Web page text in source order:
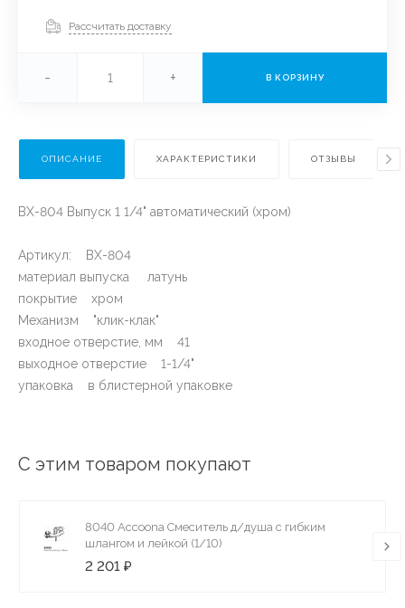
Рассчитать доставку
- + В КОРЗИНУ
ОПИСАНИЕ ХАРАКТЕРИСТИКИ ОТЗЫВЫ
ВХ-804 Выпуск 1 1/4" автоматический (хром)
Артикул: ВХ-804
материал выпуска латунь
покрытие хром
Механизм "клик-клак"
входное отверстие, мм 41
выходное отверстие 1-1/4"
упаковка в блистерной упаковке
С этим товаром покупают
8040 Accoona Смеситель д/душа с гибким
шлангом и лейкой (1/10)
2 201 ₽